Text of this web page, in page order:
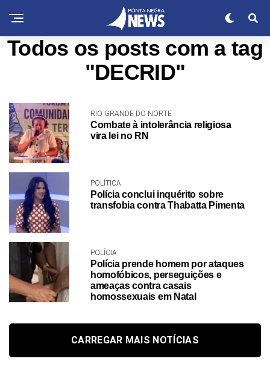
Todos os posts com a tag
"DECRID"
RIO GRANDE DO NORTE
Combate à intolerância religiosa
vira lei no RN
POLÍTICA
Polícia conclui inquérito sobre
transfobia contra Thabatta Pimenta
POLÍCIA
Polícia prende homem por ataques
homofóbicos, perseguições e
ameaças contra casais
homossexuais em Natal
CARREGAR MAIS NOTÍCIAS